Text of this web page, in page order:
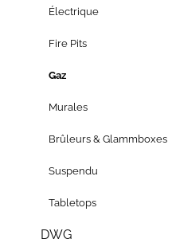
Électrique
Fire Pits
Gaz
Murales
Brûleurs & Glammboxes
Suspendu
Tabletops
DWG